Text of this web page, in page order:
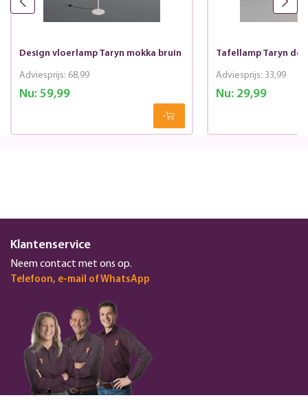
Design vloerlamp Taryn mokka bruin
Nu:59,99
Adviesprijs: 68,99
Tafellamp Taryn
Nu:29,99
Adviesprijs: 33,99
Klantenservice
Neem contact met ons op.
Telefoon, e-mail of WhatsApp